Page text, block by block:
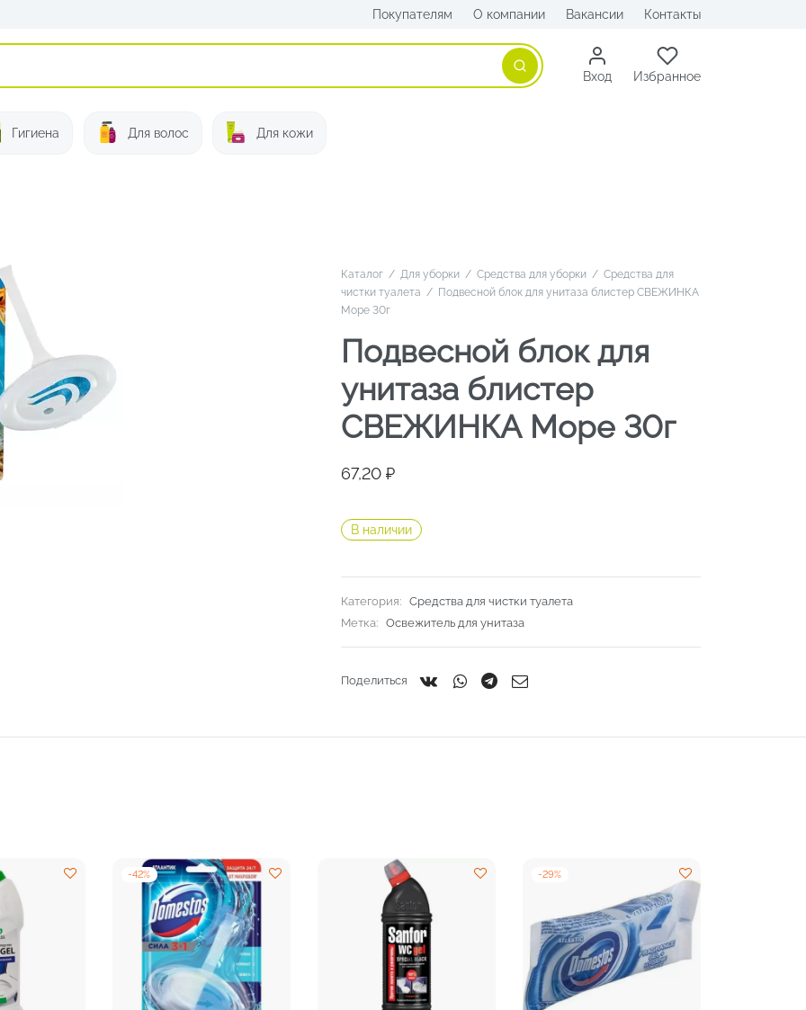
Покупателям О компании Вакансии Контакты
Поиск
Вход Избранное
Гигиена Для волос Для кожи
Каталог / Для уборки / Средства для уборки / Средства для
чистки туалета / Подвесной блок для унитаза блистер СВЕЖИНКА
Море 30г
Подвесной блок для
унитаза блистер
СВЕЖИНКА Море 30г
67,20 ₽
В наличии
Категория: Средства для чистки туалета
Метка: Освежитель для унитаза
Поделиться
-42% -29%